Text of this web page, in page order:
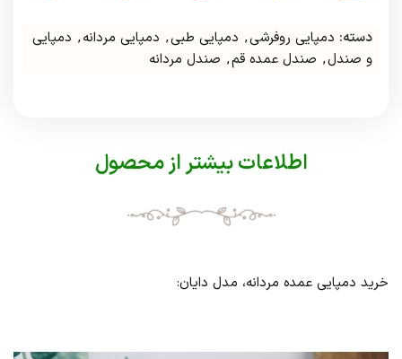
دسته: دمپایی روفرشی, دمپایی طبی, دمپایی مردانه, دمپایی
و صندل, صندل عمده قم, صندل مردانه
اطلاعات بیشتر از محصول
خرید دمپایی عمده مردانه، مدل دایان: